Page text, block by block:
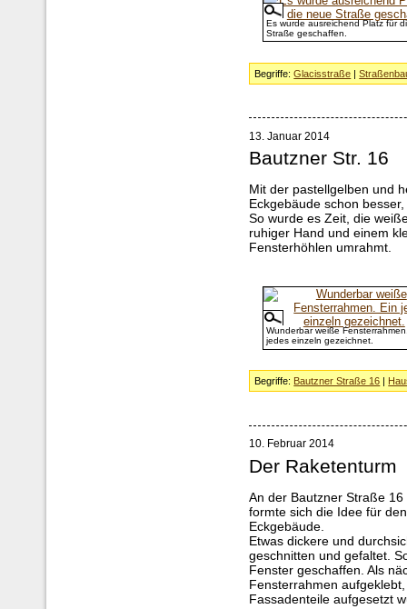
Es wurde ausreichend Platz für
Straße geschaffen.
Begriffe:Glacisstraße |
13. Januar 2014
Bautzner Str. 16
Mit der pastellgelben und
Eckgebäude schon
So wurde es Zeit, die
ruhiger Hand und einem
Fensterhöhlen umrahmt.
Wunderbar weiße
jedes einzeln gezeichnet.
Begriffe: Bautzner Straße 16 |
10. Februar 2014
Der Raketenturm
An der Bautzner Straße
formte sich die Idee für
Eckgebäude.
Etwas dickere und
geschnitten und gefaltet.
Fenster geschaffen. Als
Fensterrahmen
Fassadenteile aufgesetzt